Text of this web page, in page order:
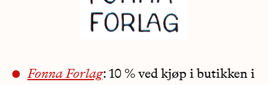
Fonna Forlag: 10 % ved kjøp i butikken i